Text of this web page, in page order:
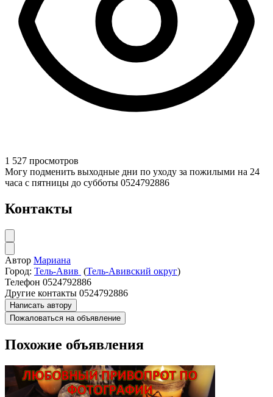
1 527 просмотров
Могу подменить выходные дни по уходу за пожилыми на 24
часа с пятницы до субботы 0524792886
Контакты
Автор Мариана
Город: Тель-Авив (Тель-Авивский округ)
Телефон 0524792886
Другие контакты 0524792886
Написать автору
Пожаловаться на объявление
Похожие объявления